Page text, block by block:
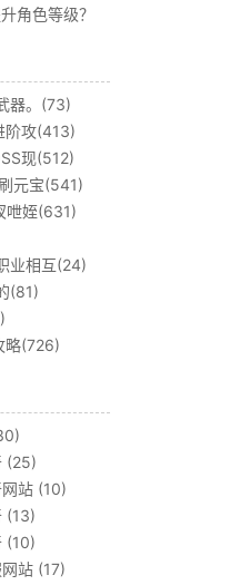
角色等级？
器。(73)
阶攻(413)
现(512)
元宝(541)
呭姪(631)
业相互(24)
(81)
略(726)
(25)
站 (10)
(13)
(10)
站 (17)